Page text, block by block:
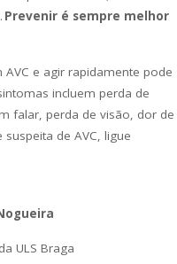
Prevenir é sempre melhor
e agir rapidamente pode
incluem perda de
falar, perda de visão, dor de
de AVC, ligue
ULS Braga